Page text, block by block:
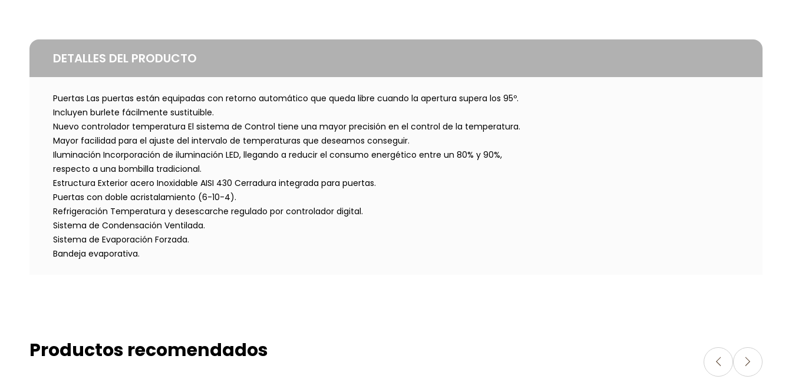
DETALLES DEL PRODUCTO
Puertas Las puertas están equipadas con retorno automático que queda libre cuando la apertura supera los 95º.
Incluyen burlete fácilmente sustituible.
Nuevo controlador temperatura El sistema de Control tiene una mayor precisión en el control de la temperatura.
Mayor facilidad para el ajuste del intervalo de temperaturas que deseamos conseguir.
Iluminación Incorporación de iluminación LED, llegando a reducir el consumo energético entre un 80% y 90%,
respecto a una bombilla tradicional.
Estructura Exterior acero Inoxidable AISI 430 Cerradura integrada para puertas.
Puertas con doble acristalamiento (6-10-4).
Refrigeración Temperatura y desescarche regulado por controlador digital.
Sistema de Condensación Ventilada.
Sistema de Evaporación Forzada.
Bandeja evaporativa.
Productos recomendados